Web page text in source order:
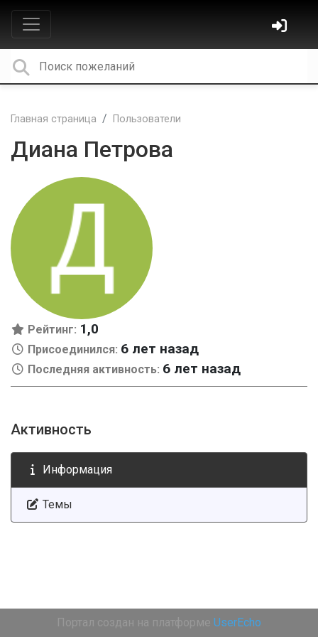
Главная страница Пользователи
Диана Петрова
Рейтинг: 1,0
Присоединился: 6 лет назад
Последняя активность: 6 лет назад
Активность
Информация
Темы
Портал создан на платформе UserEcho